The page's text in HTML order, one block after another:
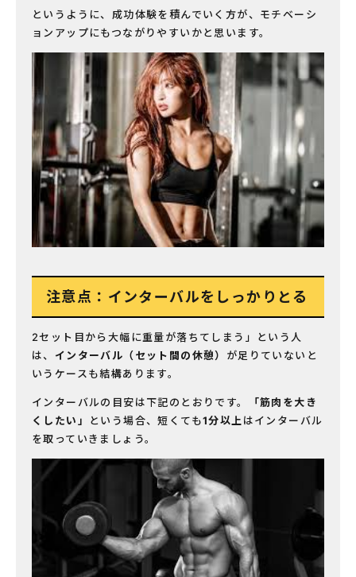
というように、成功体験を積んでいく方が、モチベーシ
ョンアップにもつながりやすいかと思います。
注意点：インターバルをしっかりとる
2セット目から大幅に重量が落ちてしまう」という人
は、 インターバル（セット間の休憩） が足りていないと
いうケースも結構あります。
インターバルの目安は下記のとおりです。
「筋肉を大き
くしたい」
という場合、短くても1分以上 はインターバル
を取っていきましょう。